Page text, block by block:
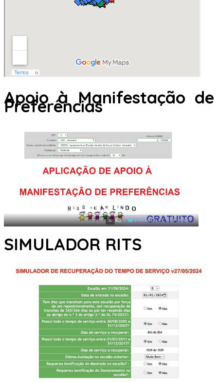
Apoio à Manifestação de
Preferências
× AD POWERED BY WEFORADS
SIMULADOR RITS